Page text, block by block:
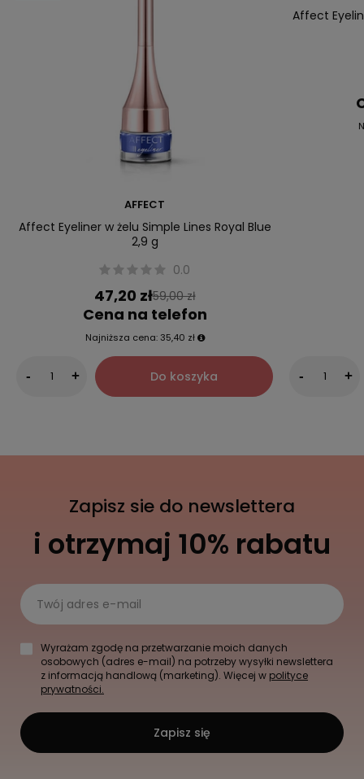
AFFECT
Affect Eyeliner w żelu Simple Lines Royal Blue
2,9 g
0.0
47,20 zł59,00 zł
Cena na telefon
Najniższa cena: 35,40 zł
- + Do koszyka
Affect
- +
Zapisz sie do newslettera
i otrzymaj 10% rabatu
Twój adres e-mail
Wyrażam zgodę na przetwarzanie moich danych
osobowych (adres e-mail) na potrzeby wysyłki newslettera
z informacją handlową (marketing). Więcej w polityce
prywatności.
Zapisz się